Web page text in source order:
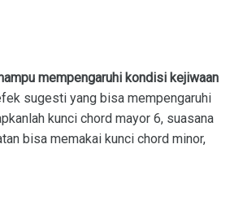
mempengaruhi kondisi kejiwaan
sugesti yang bisa mempengaruhi
kunci chord mayor 6, suasana
bisa memakai kunci chord minor,